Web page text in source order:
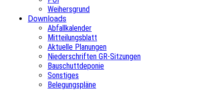
Weihersgrund
Downloads
Abfallkalender
Mitteilungsblatt
Aktuelle Planungen
Niederschriften GR-Sitzungen
Bauschuttdeponie
Sonstiges
Belegungspläne